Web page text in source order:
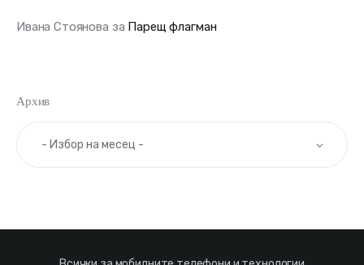
Ивана Стоянова за Парещ флагман
Архив